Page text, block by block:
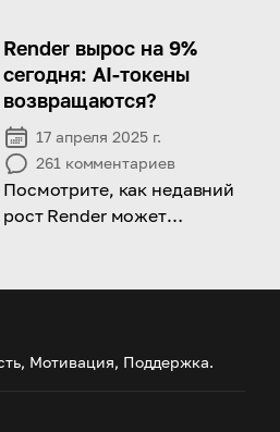
руководстве!
Render вырос на 9%
сегодня: AI-токены
возвращаются?
17 апреля 2025 г.
261 комментариев
Посмотрите, как недавний
рост Render может
Мотивация, Поддержка.